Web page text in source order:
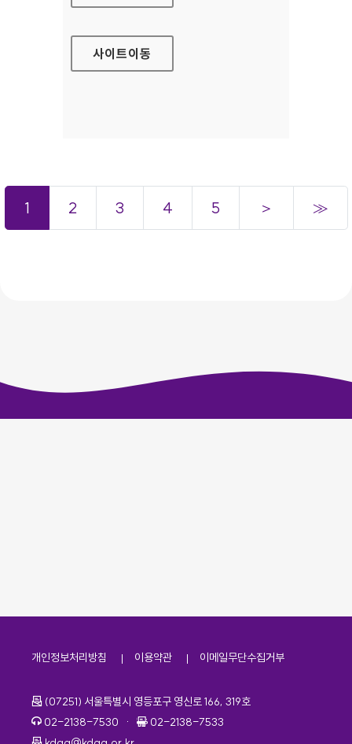
사이트이동
1 2 3 4 5 ＞ ≫
개인정보처리방침 이용약관 이메일무단수집거부
주소
(07251) 서울특별시 영등포구 영신로 166, 319호
전화번호
02-2138-7530 · 팩스번호
02-2138-7533